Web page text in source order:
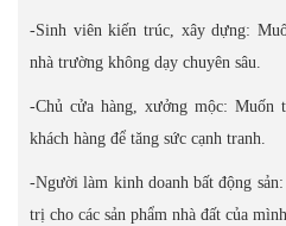
-Sinh viên kiến trúc, xây dựng:
nhà trường không dạy chuyên sâu.
-Chủ cửa hàng, xưởng mộc:
khách hàng để tăng sức cạnh tranh.
-Người làm kinh doanh bất động
trị cho các sản phẩm nhà đất của